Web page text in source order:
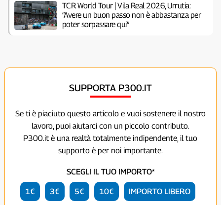
TCR World Tour | Vila Real 2026, Urrutia:
“Avere un buon passo non è abbastanza per
poter sorpassare qui”
SUPPORTA P300.IT
Se ti è piaciuto questo articolo e vuoi sostenere il nostro
lavoro, puoi aiutarci con un piccolo contributo.
P300.it è una realtà totalmente indipendente, il tuo
supporto è per noi importante.
SCEGLI IL TUO IMPORTO*
1€ 3€ 5€ 10€ IMPORTO LIBERO